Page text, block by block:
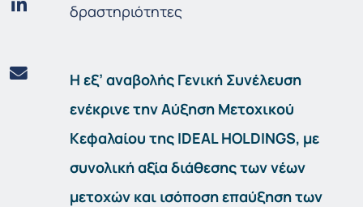
δραστηριότητες
H εξ’ αναβολής Γενική Συνέλευση
ενέκρινε την Αύξηση Μετοχικού
Κεφαλαίου της IDEAL HOLDINGS, με
συνολική αξία διάθεσης των νέων
μετοχών και ισόποση επαύξηση των